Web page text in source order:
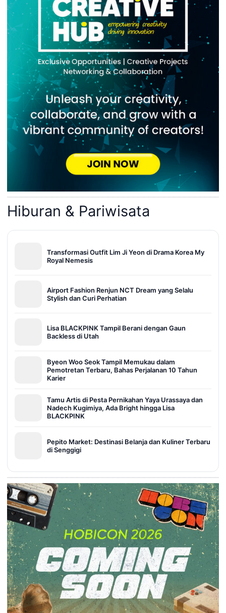
Hiburan & Pariwisata
Transformasi Outfit Lim Ji Yeon di Drama Korea My
Royal Nemesis
Airport Fashion Renjun NCT Dream yang Selalu
Stylish dan Curi Perhatian
Lisa BLACKPINK Tampil Berani dengan Gaun
Backless di Utah
Byeon Woo Seok Tampil Memukau dalam
Pemotretan Terbaru, Bahas Perjalanan 10 Tahun
Karier
Tamu Artis di Pesta Pernikahan Yaya Urassaya dan
Nadech Kugimiya, Ada Bright hingga Lisa
BLACKPINK
Pepito Market: Destinasi Belanja dan Kuliner Terbaru
di Senggigi